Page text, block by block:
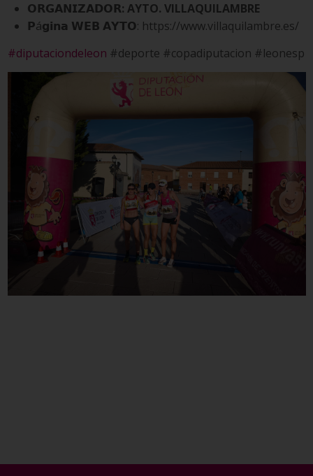
𝗢𝗥𝗚𝗔𝗡𝗜𝗭𝗔𝗗𝗢𝗥: AYTO. VILLAQUILAMBRE
𝗣á𝗴𝗶𝗻𝗮 𝗪𝗘𝗕 𝗔𝗬𝗧𝗢: https://www.villaquilambre.es/
#diputaciondeleon #deporte #copadiputacion #leonesp